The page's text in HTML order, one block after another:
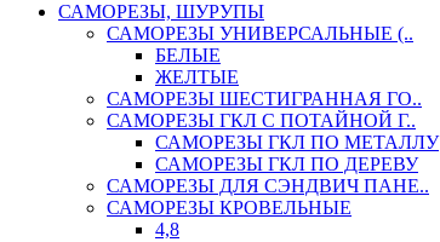
САМОРЕЗЫ, ШУРУПЫ
САМОРЕЗЫ УНИВЕРСАЛЬНЫЕ (..
БЕЛЫЕ
ЖЕЛТЫЕ
САМОРЕЗЫ ШЕСТИГРАННАЯ ГО..
САМОРЕЗЫ ГКЛ С ПОТАЙНОЙ Г..
САМОРЕЗЫ ГКЛ ПО МЕТАЛЛУ
САМОРЕЗЫ ГКЛ ПО ДЕРЕВУ
САМОРЕЗЫ ДЛЯ СЭНДВИЧ ПАНЕ..
САМОРЕЗЫ КРОВЕЛЬНЫЕ
4,8